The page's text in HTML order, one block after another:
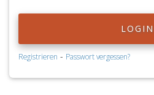
LOGIN
Registrieren - Passwort vergessen?